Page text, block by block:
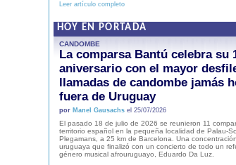
Leer artículo completo
HOY EN PORTADA
CANDOMBE
La comparsa Bantú celebra su
aniversario con el mayor
llamadas de candombe jamás
fuera de Uruguay
por Manel Gausachsel 25/07/2026
El pasado 18 de julio de 2026 se reunieron 11
territorio español en la pequeña localidad de Palau-
Plegamans, a 25 km de Barcelona. Una
uruguaya que finalizó con un concierto de todo un
género musical afrouruguayo, Eduardo Da Luz.